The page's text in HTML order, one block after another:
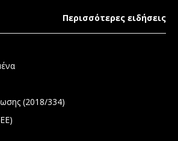
Περισσότερες ειδήσεις
(2018/334)